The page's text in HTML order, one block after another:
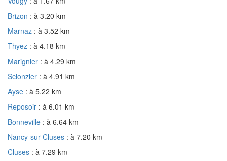
Brizon : à 3.20 km
Marnaz : à 3.52 km
Thyez : à 4.18 km
Marignier : à 4.29 km
Scionzier : à 4.91 km
Ayse : à 5.22 km
Reposoir : à 6.01 km
Bonneville : à 6.64 km
Nancy-sur-Cluses : à 7.20 km
Cluses : à 7.29 km